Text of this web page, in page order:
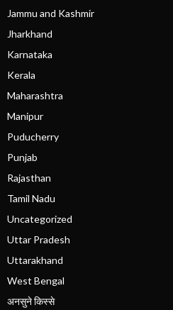
Jammu and Kashmir
Jharkhand
Karnataka
Kerala
Maharashtra
Manipur
Puducherry
Punjab
Rajasthan
Tamil Nadu
Uncategorized
Uttar Pradesh
Uttarakhand
West Bengal
अनसुने किस्से